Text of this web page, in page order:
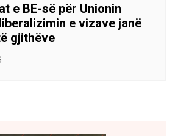
e BE-së për Unionin
e vizave janë
gjithëve